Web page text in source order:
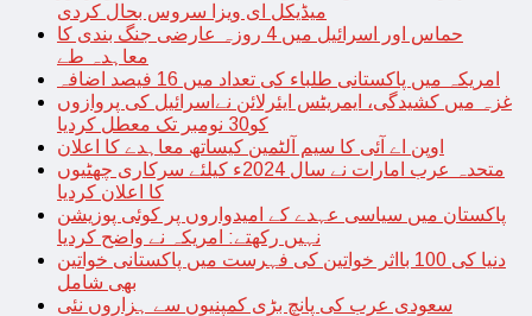
میڈیکل ای ویزا سروس بحال کردی
حماس اور اسرائیل میں 4 روزہ عارضی جنگ بندی کا
معاہدہ طے
امریکہ میں پاکستانی طلباء کی تعداد میں 16 فیصد اضافہ
غزہ میں کشیدگی، ایمریٹس ایئرلائن نےاسرائیل کی پروازوں
کو30 نومبر تک معطل کردیا
اوپن اے آئی کا سیم آلٹمین کیساتھ معاہدے کا اعلان
متحدہ عرب امارات نے سال 2024ء کیلئے سرکاری چھٹیوں
کا اعلان کردیا
پاکستان میں سیاسی عہدے کے امیدواروں پر کوئی پوزیشن
نہیں رکھتے: امریکہ نے واضح کردیا
دنیا کی 100 بااثر خواتین کی فہرست میں پاکستانی خواتین
بھی شامل
سعودی عرب کی پانچ بڑی کمپنیوں سے ہزاروں نئی